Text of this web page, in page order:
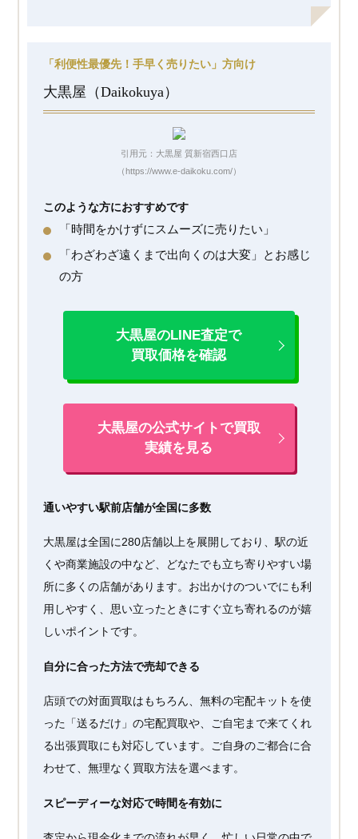
「利便性最優先！手早く売りたい」方向け
大黒屋（Daikokuya）
引用元：大黒屋 質新宿西口店
（https://www.e-daikoku.com/）
このような方におすすめです
「時間をかけずにスムーズに売りたい」
「わざわざ遠くまで出向くのは大変」とお感じ
の方
大黒屋のLINE査定で
買取価格を確認
大黒屋の公式サイトで買取
実績を見る
通いやすい駅前店舗が全国に多数
大黒屋は全国に280店舗以上を展開しており、駅の近
くや商業施設の中など、どなたでも立ち寄りやすい場
所に多くの店舗があります。お出かけのついでにも利
用しやすく、思い立ったときにすぐ立ち寄れるのが嬉
しいポイントです。
自分に合った方法で売却できる
店頭での対面買取はもちろん、無料の宅配キットを使
った「送るだけ」の宅配買取や、ご自宅まで来てくれ
る出張買取にも対応しています。ご自身のご都合に合
わせて、無理なく買取方法を選べます。
スピーディーな対応で時間を有効に